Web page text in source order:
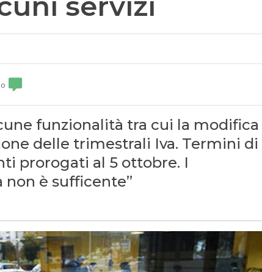
funzionalità tra cui la modifica
delle trimestrali Iva. Termini di
prorogati al 5 ottobre. I
è sufficente”